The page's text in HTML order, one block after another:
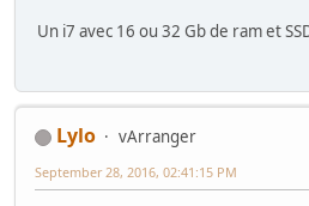
Un i7 avec 16 ou 32 Gb de ram et
Lylo
vArranger
September 28, 2016, 02:41:15 PM